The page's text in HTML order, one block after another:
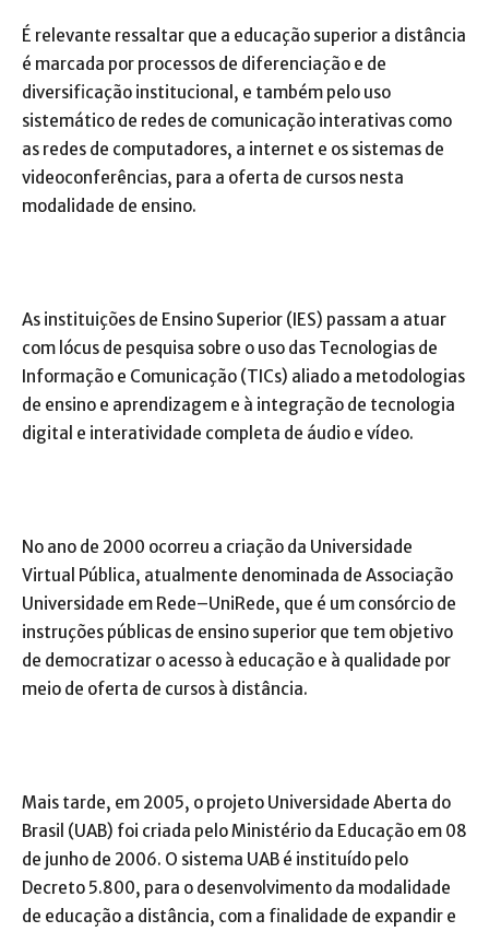
É relevante ressaltar que a educação superior a distância
é marcada por processos de diferenciação e de
diversificação institucional, e também pelo uso
sistemático de redes de comunicação interativas como
as redes de computadores, a internet e os sistemas de
videoconferências, para a oferta de cursos nesta
modalidade de ensino.
As instituições de Ensino Superior (IES) passam a atuar
com lócus de pesquisa sobre o uso das Tecnologias de
Informação e Comunicação (TICs) aliado a metodologias
de ensino e aprendizagem e à integração de tecnologia
digital e interatividade completa de áudio e vídeo.
No ano de 2000 ocorreu a criação da Universidade
Virtual Pública, atualmente denominada de Associação
Universidade em Rede–UniRede, que é um consórcio de
instruções públicas de ensino superior que tem objetivo
de democratizar o acesso à educação e à qualidade por
meio de oferta de cursos à distância.
Mais tarde, em 2005, o projeto Universidade Aberta do
Brasil (UAB) foi criada pelo Ministério da Educação em 08
de junho de 2006. O sistema UAB é instituído pelo
Decreto 5.800, para o desenvolvimento da modalidade
de educação a distância, com a finalidade de expandir e